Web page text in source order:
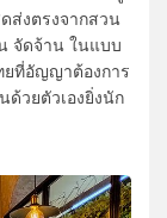
ส่งตรงจากสวน
จัดจ้าน ในแบบ
ยที่อัญญาต้องการ
วยตัวเองยิ่งนัก